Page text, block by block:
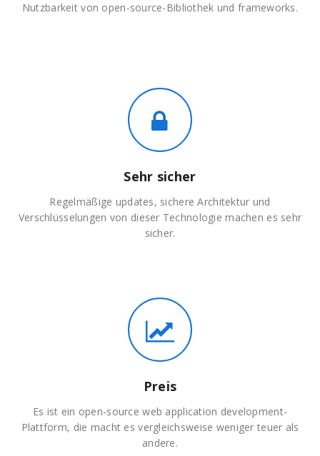
Nutzbarkeit von open-source-Bibliothek und frameworks.
Sehr sicher
Regelmäßige updates, sichere Architektur und
Verschlüsselungen von dieser Technologie machen es sehr
sicher.
Preis
Es ist ein open-source web application development-
Plattform, die macht es vergleichsweise weniger teuer als
andere.